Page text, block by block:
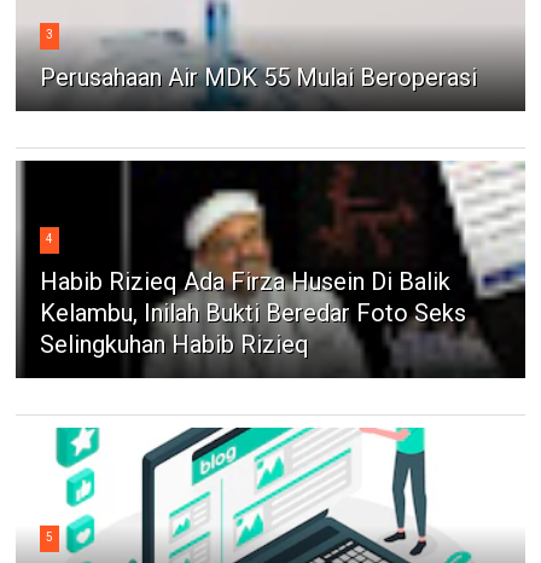
3
Perusahaan Air MDK 55 Mulai Beroperasi
4
Habib Rizieq Ada Firza Husein Di Balik
Kelambu, Inilah Bukti Beredar Foto Seks
Selingkuhan Habib Rizieq
5